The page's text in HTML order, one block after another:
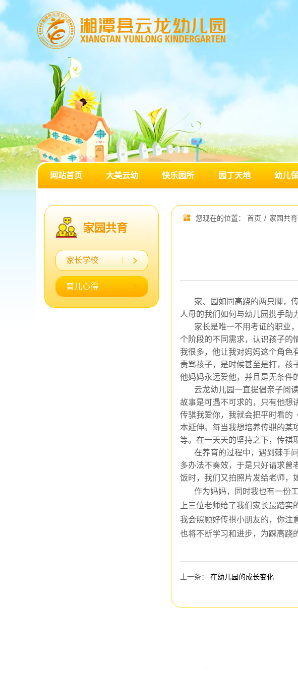
网站首页 大美云幼 快乐园所 园丁天地 幼儿
家园共育
家长学校
育儿心得
您现在的位置： 首页 / 家园共育
家、园如同高跷的两只脚 ，
人母的我们如何与幼儿园携手助
家长是唯一不用考证的职业
个阶段的不同需求，认识孩子的
我很多，他让我对妈妈这个角色
责骂孩子，是时候甚至是打，孩
他妈妈永远爱他，并且是无条件
云龙幼儿园一直提倡亲子阅
故事是可遇不可求的 ，只有他想
传骐我爱你，我就会把平时看的
本延伸。每当我想培养传骐的某
等。在一天天的坚持之下，传祺
在养育的过程中，遇到棘手
多办法不奏效，于是只好请求曾
饭时，我们又拍照片发给老师，
作为妈妈，同时我也有一份
上三位老师给了我们家长最踏实
我会照顾好传祺小朋友的 ，你注
也将不断学习和进步 ，为踩高跷
上一条： 在幼儿园的成长变化